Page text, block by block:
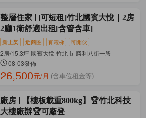
整層住家
[可短租]竹北國賓大悅｜2房
2廳1衛舒適出租[含管含車]
新上架 近商圈 有電梯 可開伙
2房/15.3坪 國賓大悅 竹北市-勝利八街一段
08-03發佈
26,500元/月 (含車位租金等)
廠房
【樓板載重800kg】🏆竹北科技
大樓廠辦🏆可廠登